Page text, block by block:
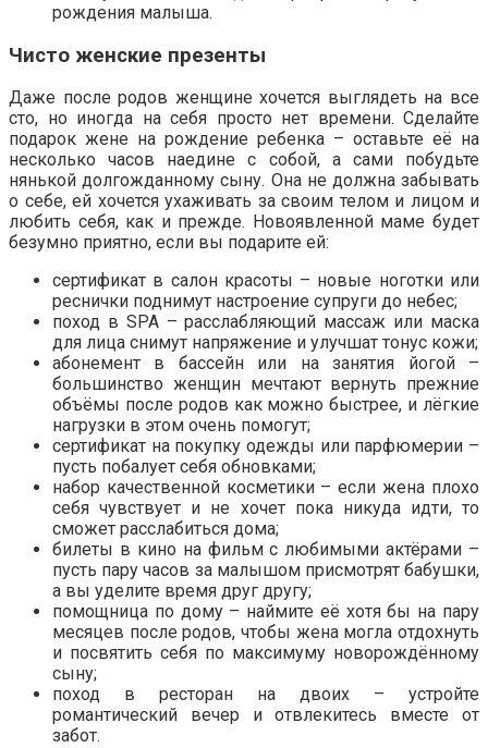
рождения малыша.
Чисто женские презенты
Даже после родов женщине хочется выглядеть на все
сто, но иногда на себя просто нет времени. Сделайте
подарок жене на рождение ребенка – оставьте её на
несколько часов наедине с собой, а сами побудьте
нянькой долгожданному сыну. Она не должна забывать
о себе, ей хочется ухаживать за своим телом и лицом и
любить себя, как и прежде. Новоявленной маме будет
безумно приятно, если вы подарите ей:
сертификат в салон красоты – новые ноготки или
реснички поднимут настроение супруги до небес;
поход в SPA – расслабляющий массаж или маска
для лица снимут напряжение и улучшат тонус кожи;
абонемент в бассейн или на занятия йогой –
большинство женщин мечтают вернуть прежние
объёмы после родов как можно быстрее, и лёгкие
нагрузки в этом очень помогут;
сертификат на покупку одежды или парфюмерии –
пусть побалует себя обновками;
набор качественной косметики – если жена плохо
себя чувствует и не хочет пока никуда идти, то
сможет расслабиться дома;
билеты в кино на фильм с любимыми актёрами –
пусть пару часов за малышом присмотрят бабушки,
а вы уделите время друг другу;
помощница по дому – наймите её хотя бы на пару
месяцев после родов, чтобы жена могла отдохнуть
и посвятить себя по максимуму новорождённому
сыну;
поход в ресторан на двоих – устройте
романтический вечер и отвлекитесь вместе от
забот.